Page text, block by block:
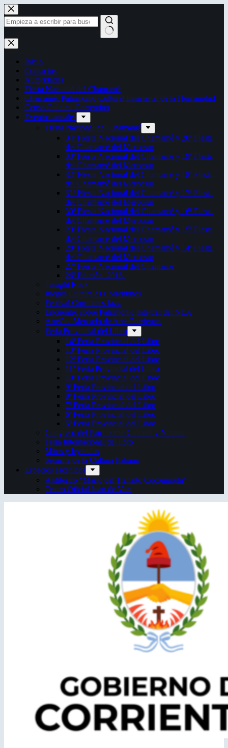
Saltar
al
contenido
Sin
resultados
Inicio
Contactos
Autoridades
Fiesta Nacional del Chamamé
Chamamé: Patrimonio Cultural Inmaterial de la Humanidad
Censo Cultural Correntino
Eventos anuales
Fiesta Nacional del Chamamé
34ª Fiesta Nacional del Chamamé y 20ª Fiesta
del Chamamé del Mercosur
33ª Fiesta Nacional del Chamamé y 19ª Fiesta
del Chamamé del Mercosur
32ª Fiesta Nacional del Chamamé y 18ª Fiesta
del Chamamé del Mercosur
31ª Fiesta Nacional del Chamamé y 17ª Fiesta
del Chamamé del Mercosur
30ª Fiesta Nacional del Chamamé y 16ª Fiesta
del Chamamé del Mercosur
29ª Fiesta Nacional del Chamamé y 15ª Fiesta
del Chamamé del Mercosur
28ª Fiesta Nacional del Chamamé y 14ª Fiesta
del Chamamé del Mercosur
27ª Fiesta Nacional del Chamamé
26ª Edición. 2016.
Taragüi Rock
Juegos Culturales Correntinos
Festival Corrientes Jazz
Encuentro sobre Patrimonio Integral del NEA
ArteCo. Mercado de Arte Corrientes
Feria Provincial del Libro
14ª Feria Provincial del Libro
13ª Feria Provincial del Libro
12ª Feria Provincial del Libro
11ª Feria Provincial del Libro
10ª Feria Provincial del Libro
9ª Feria Provincial del Libro
8ª Feria Provincial del Libro
7ª Feria Provincial del Libro
6ª Feria Provincial del Libro
5ª Feria Provincial del Libro
Congreso del Patrimonio Cultural y Natural
Feria Internacional del libro
Mitos y leyendas
Semana de la Cultura Italiana
Espacios escénicos
Anfiteatro “Mario del Tránsito Cocomarola”
Teatro Oficial Juan de Vera